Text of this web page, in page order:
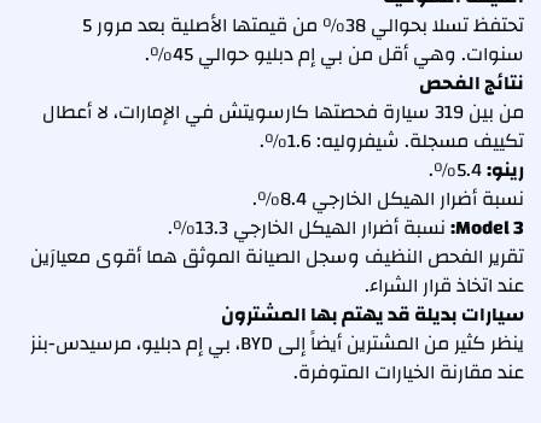
تحتفظ تسلا بحوالي 38% من قيمتها الأصلية بعد مرور 5
سنوات. وهي أقل من بي إم دبليو حوالي 45%.
نتائج الفحص
من بين 319 سيارة فحصتها كارسويتش في الإمارات، لا أعطال
تكييف مسجلة. شيفروليه: 1.6%.
رينو:5.4%.
نسبة أضرار الهيكل الخارجي 8.4%.
Model 3:نسبة أضرار الهيكل الخارجي 13.3%.
تقرير الفحص النظيف وسجل الصيانة الموثق هما أقوى معيارَين
عند اتخاذ قرار الشراء.
سيارات بديلة قد يهتم بها المشترون
ينظر كثير من المشترين أيضاً إلى BYD، بي إم دبليو، مرسيدس-بنز
عند مقارنة الخيارات المتوفرة.